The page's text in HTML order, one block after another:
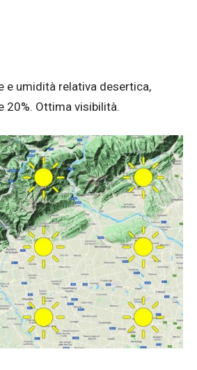
e umidità relativa desertica,
20%. Ottima visibilità.